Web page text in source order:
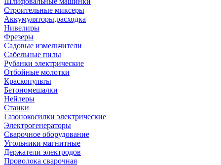
Строительные миксеры
Аккумуляторы,расходка
Нивелиры
Фрезеры
Садовые измельчители
Сабельные пилы
Рубанки электрические
Отбойные молотки
Краскопульты
Бетономешалки
Нейлеры
Станки
Газонокосилки электрические
Электрогенераторы
Сварочное оборудование
Угольники магнитные
Держатели электродов
Проволока сварочная